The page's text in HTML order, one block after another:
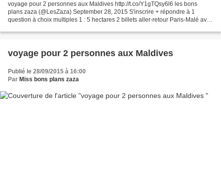
voyage pour 2 personnes aux Maldives http://t.co/Y1gTQsy6l6 les bons
plans zaza (@LesZaza) September 28, 2015 S'inscrire + répondre à 1
question à choix multiples 1 : 5 hectares 2 billets aller-retour Paris-Malé avec
voyage pour 2 personnes aux Maldives
Publié le 28/09/2015 à 16:00
Par Miss bons plans zaza